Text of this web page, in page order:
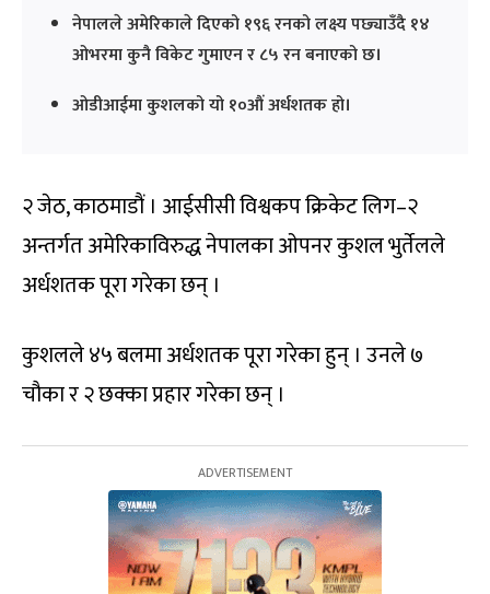
नेपालले अमेरिकाले दिएको १९६ रनको लक्ष्य पछ्याउँदै १४
ओभरमा कुनै विकेट गुमाएन र ८५ रन बनाएको छ।
ओडीआईमा कुशलको यो १०औं अर्धशतक हो।
२ जेठ, काठमाडौं । आईसीसी विश्वकप क्रिकेट लिग–२
अन्तर्गत अमेरिकाविरुद्ध नेपालका ओपनर कुशल भुर्तेलले
अर्धशतक पूरा गरेका छन् ।
कुशलले ४५ बलमा अर्धशतक पूरा गरेका हुन् । उनले ७
चौका र २ छक्का प्रहार गरेका छन् ।